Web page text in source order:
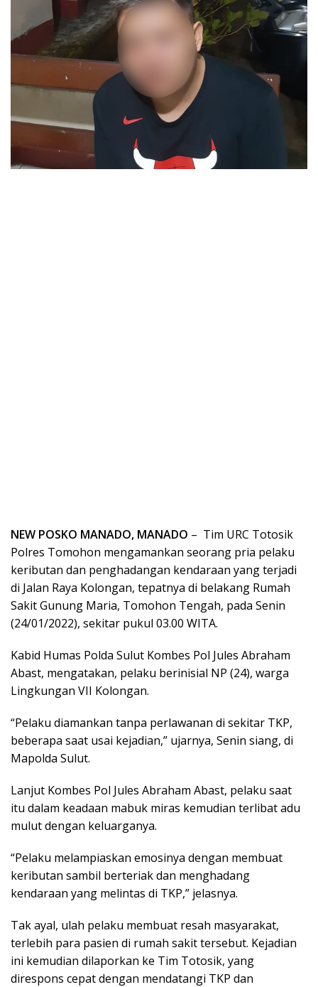
NEW POSKO MANADO, MANADO – Tim URC Totosik
Polres Tomohon mengamankan seorang pria pelaku
keributan dan penghadangan kendaraan yang terjadi
di Jalan Raya Kolongan, tepatnya di belakang Rumah
Sakit Gunung Maria, Tomohon Tengah, pada Senin
(24/01/2022), sekitar pukul 03.00 WITA.
Kabid Humas Polda Sulut Kombes Pol Jules Abraham
Abast, mengatakan, pelaku berinisial NP (24), warga
Lingkungan VII Kolongan.
“Pelaku diamankan tanpa perlawanan di sekitar TKP,
beberapa saat usai kejadian,” ujarnya, Senin siang, di
Mapolda Sulut.
Lanjut Kombes Pol Jules Abraham Abast, pelaku saat
itu dalam keadaan mabuk miras kemudian terlibat adu
mulut dengan keluarganya.
“Pelaku melampiaskan emosinya dengan membuat
keributan sambil berteriak dan menghadang
kendaraan yang melintas di TKP,” jelasnya.
Tak ayal, ulah pelaku membuat resah masyarakat,
terlebih para pasien di rumah sakit tersebut. Kejadian
ini kemudian dilaporkan ke Tim Totosik, yang
direspons cepat dengan mendatangi TKP dan